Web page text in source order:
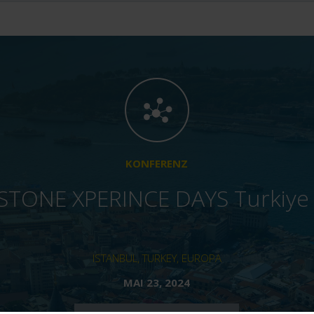
KONFERENZ
XPERINCE DAYS
ISTANBUL, TURKEY, EUROPA
MAI 23, 2024